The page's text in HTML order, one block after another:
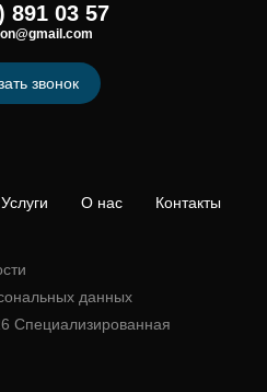
Услуги О нас Контакты
данных
Специализированная
891 03 57
звонок